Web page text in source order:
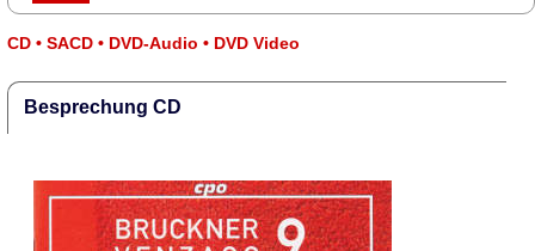
CD • SACD • DVD-Audio • DVD Video
Besprechung CD